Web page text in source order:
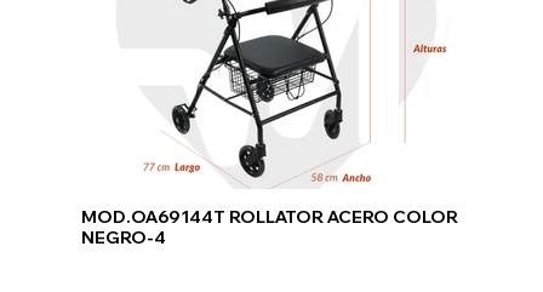
MOD.OA69144T ROLLATOR ACERO COLOR
NEGRO-4